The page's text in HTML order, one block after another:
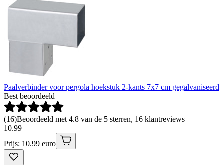
Paalverbinder voor pergola hoekstuk 2-kants 7x7 cm gegalvaniseerd
Best beoordeeld
(16)Beoordeeld met 4.8 van de 5 sterren, 16 klantreviews
10.99
Prijs: 10.99 euro